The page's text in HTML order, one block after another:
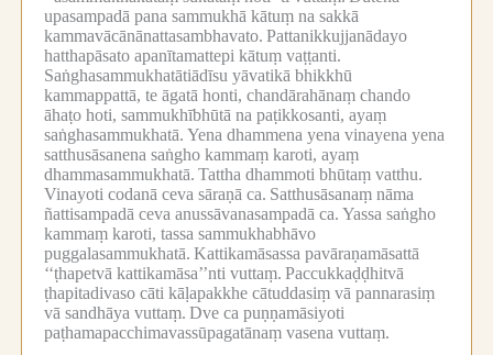
upasampadā pana sammukhā kātuṃ na sakkā
kammavācānānattasambhavato. Pattanikkujjanādayo
hatthapāsato apanītamattepi kātuṃ vaṭṭanti.
Saṅghasammukhatātiādīsu yāvatikā bhikkhū
kammappattā, te āgatā honti, chandārahānaṃ chando
āhaṭo hoti, sammukhībhūtā na paṭikkosanti, ayaṃ
saṅghasammukhatā. Yena dhammena yena vinayena yena
satthusāsanena saṅgho kammaṃ karoti, ayaṃ
dhammasammukhatā. Tattha dhammoti bhūtaṃ vatthu.
Vinayoti codanā ceva sāraṇā ca. Satthusāsanaṃ nāma
ñattisampadā ceva anussāvanasampadā ca. Yassa saṅgho
kammaṃ karoti, tassa sammukhabhāvo
puggalasammukhatā. Kattikamāsassa pavāraṇamāsattā
‘‘ṭhapetvā kattikamāsa’’nti vuttaṃ. Paccukkaḍḍhitvā
ṭhapitadivaso cāti kāḷapakkhe cātuddasiṃ vā pannarasiṃ
vā sandhāya vuttaṃ. Dve ca puṇṇamāsiyoti
paṭhamapacchimavassūpagatānaṃ vasena vuttaṃ.